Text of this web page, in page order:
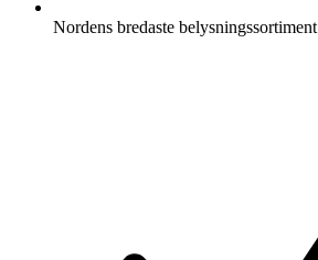
Nordens bredaste belysningssortiment